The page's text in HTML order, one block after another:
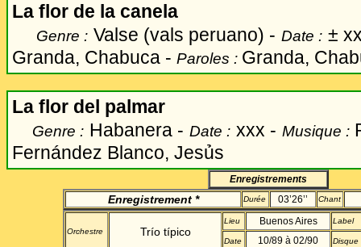
La flor de la canela
Genre : Valse (vals peruano) - Date : ±
Granda, Chabuca - Paroles : Granda,
La flor del palmar
Genre : Habanera - Date : xxx - Musique :
Fernández Blanco, Jesủs
Enregistrements
Enregistrement * Durée 03’26’’ Chant
Orchestre Trío típico
Lieu Buenos Aires Label
Date 10/89 à 02/90 Disque